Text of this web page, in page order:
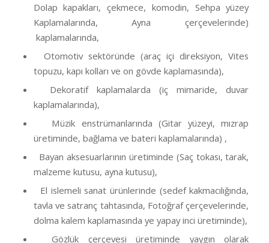
Dolap kapakları, çekmece, komodin, Sehpa yüzey
Kaplamalarında, Ayna çerçevelerinde)
kaplamalarında,
Otomotiv sektöründe (araç içi direksiyon, Vites
topuzu, kapı kolları ve on gövde kaplamasında),
Dekoratif kaplamalarda (iç mimaride, duvar
kaplamalarında),
Müzik enstrümanlarında (Gitar yüzeyi, mızrap
üretiminde, bağlama ve bateri kaplamalarında) ,
Bayan aksesuarlarının üretiminde (Saç tokası, tarak,
malzeme kutusu, ayna kutusu),
El islemeli sanat ürünlerinde (sedef kakmacılığında,
tavla ve satranç tahtasında, Fotoğraf çerçevelerinde,
dolma kalem kaplamasında ye yapay inci üretiminde),
Gözlük çerçevesi üretiminde yaygın olarak